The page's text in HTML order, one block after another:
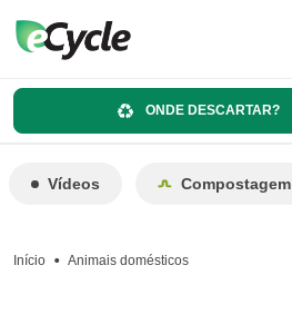
ONDE DESCARTAR?
Vídeos Compostagem
Início Animais domésticos